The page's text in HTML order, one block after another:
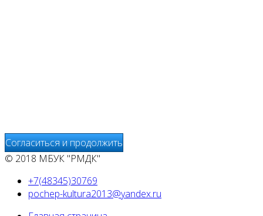
Согласиться и продолжить
© 2018 МБУК "РМДК"
+7(48345)30769
pochep-kultura2013@yandex.ru